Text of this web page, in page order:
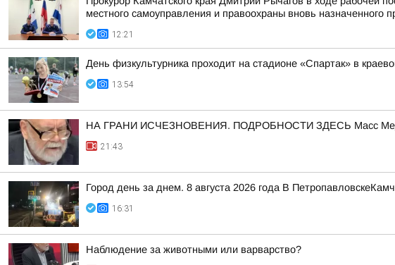
местного самоуправления и правоохраны вновь назначенного
12:21
День физкультурника проходит на стадионе «Спартак» в
13:54
НА ГРАНИ ИСЧЕЗНОВЕНИЯ. ПОДРОБНОСТИ ЗДЕСЬ Масс
21:43
Город день за днем. 8 августа 2026 года В
16:31
Наблюдение за животными или варварство?